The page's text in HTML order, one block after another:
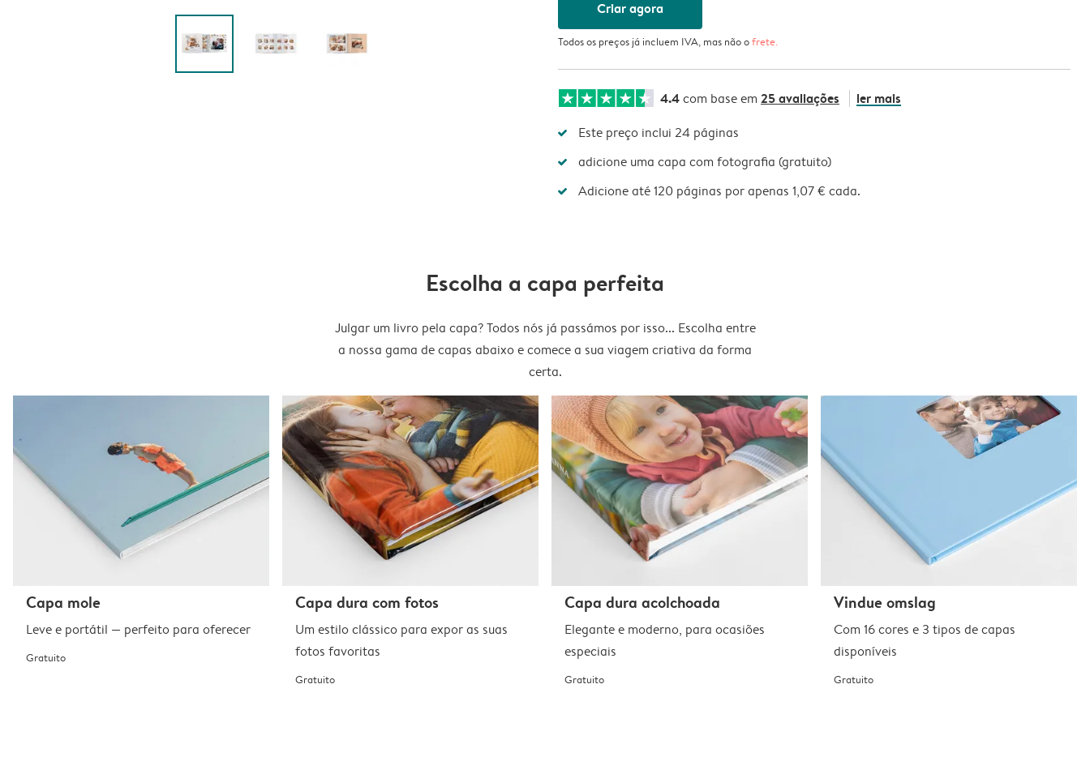
Criar agora
Todos os preços já incluem IVA, mas não ofrete.
4.4com base em 25 avaliações ler mais
Este preço inclui 24 páginas
adicione uma capa com fotografia (gratuito)
Adicione até 120 páginas por apenas 1,07 € cada.
Escolha a capa perfeita
Julgar um livro pela capa? Todos nós já passámos por isso... Escolha entre
a nossa gama de capas abaixo e comece a sua viagem criativa da forma
certa.
Capa mole
Leve e portátil — perfeito para oferecer
Gratuito
Capa dura com fotos
Um estilo clássico para expor as suas
fotos favoritas
Gratuito
Capa dura acolchoada
Elegante e moderno, para ocasiões
especiais
Gratuito
Vindue omslag
Com 16 cores e 3 tipos de capas
disponíveis
Gratuito